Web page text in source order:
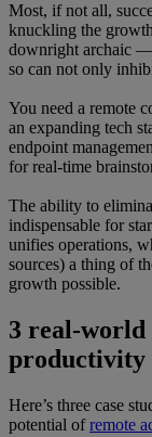
Most, if not all,
knuckling the
downright archaic —
so can not only
You need a remote
an expanding tech
endpoint
for real-time
The ability to
indispensable for
unifies operations,
sources) a thing of
growth possible.
3 real-world
productivity
Here’s three case
potential ofremote